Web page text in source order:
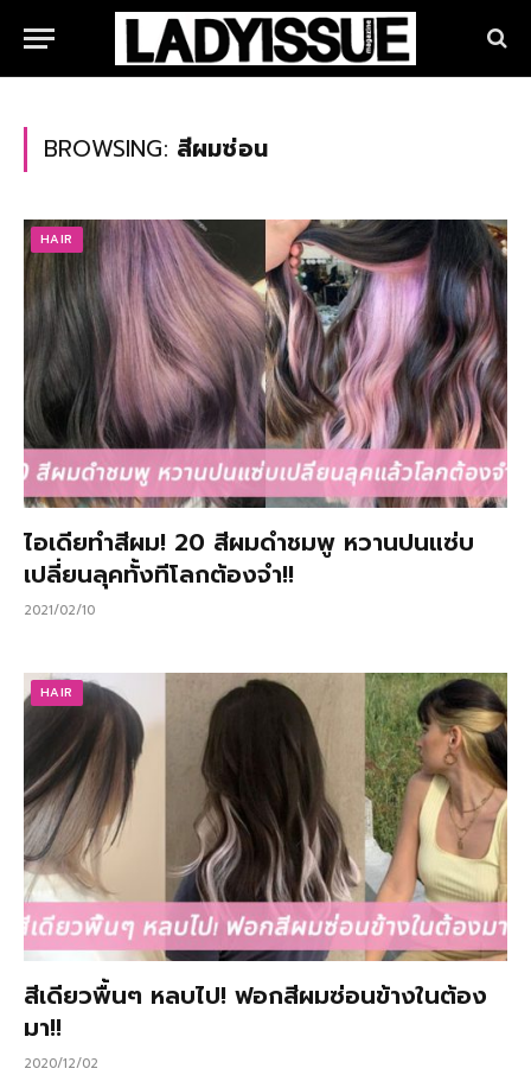
BROWSING: สีผมซ่อน
HAIR
ไอเดียทำสีผม! 20 สีผมดำชมพู หวานปนแซ่บ
เปลี่ยนลุคทั้งทีโลกต้องจำ!!
2021/02/10
HAIR
สีเดียวพื้นๆ หลบไป! ฟอกสีผมซ่อนข้างในต้อง
มา!!
2020/12/02